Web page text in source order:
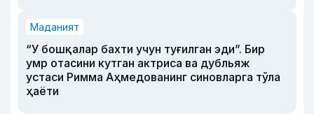
Маданият
“У бошқалар бахти учун туғилган эди”. Бир
умр отасини кутган актриса ва дубльяж
устаси Римма Аҳмедованинг синовларга тўла
ҳаёти